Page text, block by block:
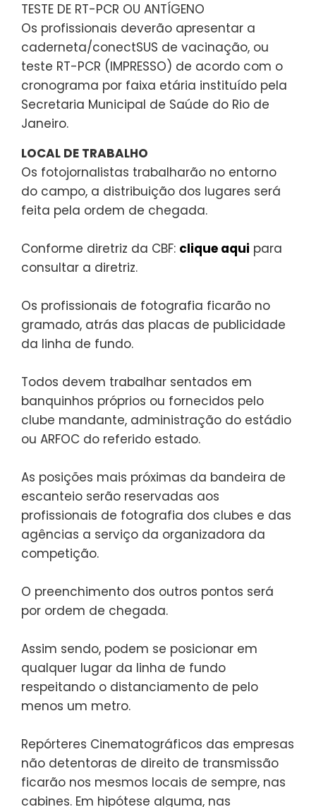
TESTE DE RT-PCR OU ANTÍGENO
Os profissionais deverão apresentar a
caderneta/conectSUS de vacinação, ou
teste RT-PCR (IMPRESSO) de acordo com o
cronograma por faixa etária instituído pela
Secretaria Municipal de Saúde do Rio de
Janeiro.
LOCAL DE TRABALHO
Os fotojornalistas trabalharão no entorno
do campo, a distribuição dos lugares será
feita pela ordem de chegada.
Conforme diretriz da CBF: clique aqui para
consultar a diretriz.
Os profissionais de fotografia ficarão no
gramado, atrás das placas de publicidade
da linha de fundo.
Todos devem trabalhar sentados em
banquinhos próprios ou fornecidos pelo
clube mandante, administração do estádio
ou ARFOC do referido estado.
As posições mais próximas da bandeira de
escanteio serão reservadas aos
profissionais de fotografia dos clubes e das
agências a serviço da organizadora da
competição.
O preenchimento dos outros pontos será
por ordem de chegada.
Assim sendo, podem se posicionar em
qualquer lugar da linha de fundo
respeitando o distanciamento de pelo
menos um metro.
Repórteres Cinematográficos das empresas
não detentoras de direito de transmissão
ficarão nos mesmos locais de sempre, nas
cabines. Em hipótese alguma, nas